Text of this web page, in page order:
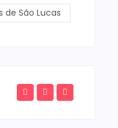
de São Lucas